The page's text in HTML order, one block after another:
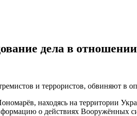
дела в
и террористов, обвиняют в
находясь на территории
о действиях Вооружённых